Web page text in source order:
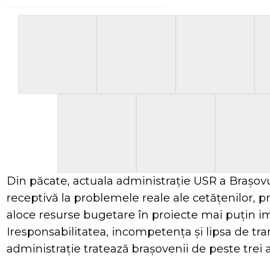
Din păcate, actuala administrație USR a
receptivă la problemele reale ale cetățenilor,
aloce resurse bugetare în proiecte mai puțin
Iresponsabilitatea, incompetența și lipsa de
administrație tratează brașovenii de peste trei